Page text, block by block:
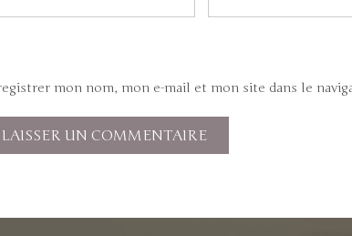
mon nom, mon e-mail et mon site dans le